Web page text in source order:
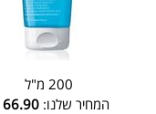
200 מ"ל
המחיר שלנו:66.90